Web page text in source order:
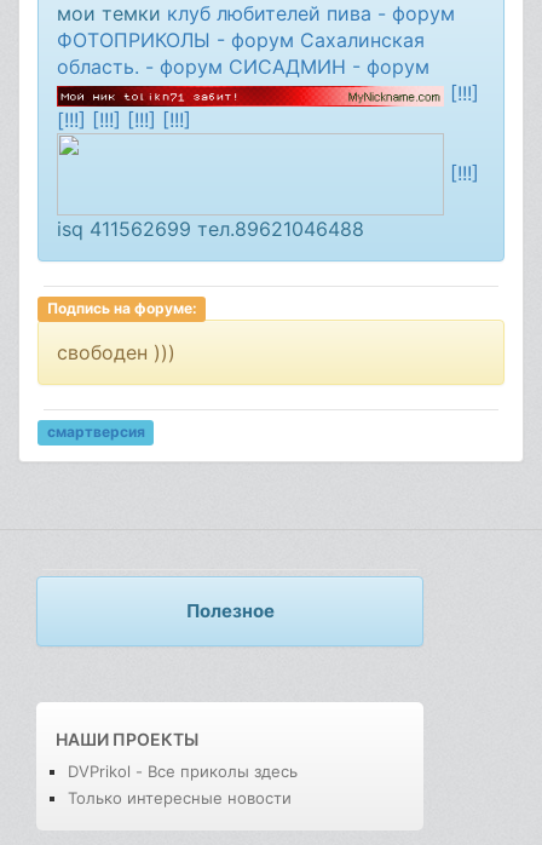
мои темки клуб любителей пива - форум
ФОТОПРИКОЛЫ - форум Сахалинская
область. - форум СИСАДМИН - форум
[!!!]
[!!!] [!!!] [!!!] [!!!]
[!!!]
isq 411562699 тел.89621046488
Подпись на форуме:
свободен )))
смартверсия
Полезное
НАШИ ПРОЕКТЫ
DVPrikol - Все приколы здесь
Только интересные новости